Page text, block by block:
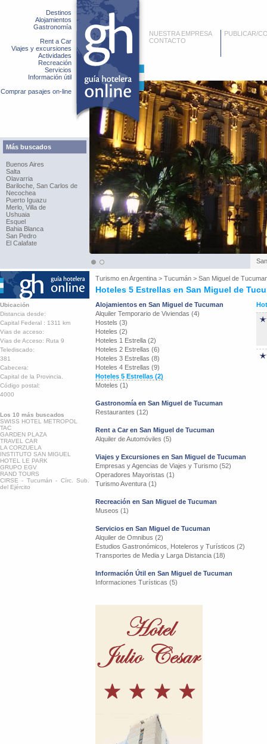
Destinos
Alojamientos
Gastronomía
Rent a Car
Viajes y excursiones
Actividades
Recreación
Servicios
Información útil
Comprar pasajes on-line
Más buscados
Buenos Aires
Salta
Olavarria
Bariloche, San Carlos de
Necochea
Puerto Iguazu
Merlo, Villa de
Ushuaia
Esquel
Bahia Blanca
San Pedro
El Calafate
NUESTRA EMPRESA
CONTACTO
PUBLICAR/
Turismo enArgentina > Tucumán > San Miguel de
Hoteles 5 Estrellas en San Miguel de
Ubicación
Distancia desde:
Capital Federal : 1311 km
Vias de acceso:
Vias de Acceso: Ruta 9
Telediscado:
381
Cabecera:
Capital de la Provincia.
Código postal:
4000
Los 10 más buscados
SWISS HOTEL METROPOL
TAC
GARDEN PLAZA
TRAVEL CAR
LA CORZUELA
INSTITUTO SAN MIGUEL
HOTEL LE PARK
GRUPO EGV
RAND TOURS
CIRSE - Tucumán - Círc. Sub.
del Ejército
Alojamientos en San Miguel de Tucuman
Alquiler Temporario de Viviendas (4)
Hostels (3)
Hoteles (2)
Hoteles 1 Estrella (2)
Hoteles 2 Estrellas (6)
Hoteles 3 Estrellas (8)
Hoteles 4 Estrellas (9)
Hoteles 5 Estrellas (2)
Moteles (1)
Gastronomía en San Miguel de Tucuman
Restaurantes (12)
Rent a Car en San Miguel de Tucuman
Alquiler de Automóviles (5)
Viajes y Excursiones en San Miguel de Tucuman
Empresas y Agencias de Viajes y Turismo (52)
Operadores Mayoristas (1)
Turismo Aventura (1)
Recreación en San Miguel de Tucuman
Museos (1)
Servicios en San Miguel de Tucuman
Alquiler de Omnibus (2)
Estudios Gastronómicos, Hoteleros y Turísticos (2)
Transportes de Media y Larga Distancia (18)
Información Útil en San Miguel de Tucuman
Informaciones Turísticas (5)